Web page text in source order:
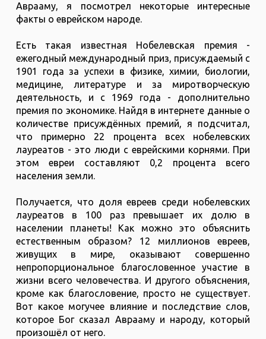
Аврааму, я посмотрел некоторые интересные
факты о еврейском народе.
Есть такая известная Нобелевская премия -
ежегодный международный приз, присуждаемый с
1901 года за успехи в физике, химии, биологии,
медицине, литературе и за миротворческую
деятельность, и с 1969 года - дополнительно
премия по экономике. Найдя в интернете данные о
количестве присуждённых премий, я подсчитал,
что примерно 22 процента всех нобелевских
лауреатов - это люди с еврейскими корнями. При
этом евреи составляют 0,2 процента всего
населения земли.
Получается, что доля евреев среди нобелевских
лауреатов в 100 раз превышает их долю в
населении планеты! Как можно это объяснить
естественным образом? 12 миллионов евреев,
живущих в мире, оказывают совершенно
непропорциональное благословенное участие в
жизни всего человечества. И другого объяснения,
кроме как благословение, просто не существует.
Вот какое могучее влияние и последствие слов,
которое Бог сказал Аврааму и народу, который
произошёл от него.